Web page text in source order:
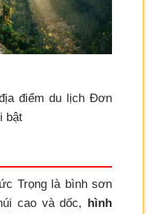
điểm du lịch Đơn
bật
Trọng là bình sơn
cao và dốc, hình